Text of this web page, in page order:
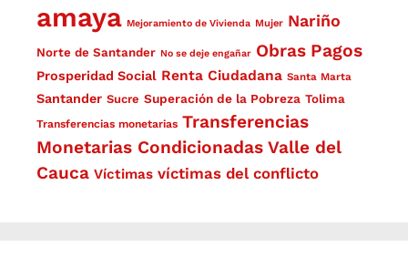
amaya Mejoramiento de Vivienda Mujer Nariño
Norte de Santander No se deje engañar Obras Pagos
Prosperidad Social Renta Ciudadana Santa Marta
Santander Sucre Superación de la Pobreza Tolima
Transferencias monetarias Transferencias
Monetarias Condicionadas Valle del
Cauca Víctimas víctimas del conflicto